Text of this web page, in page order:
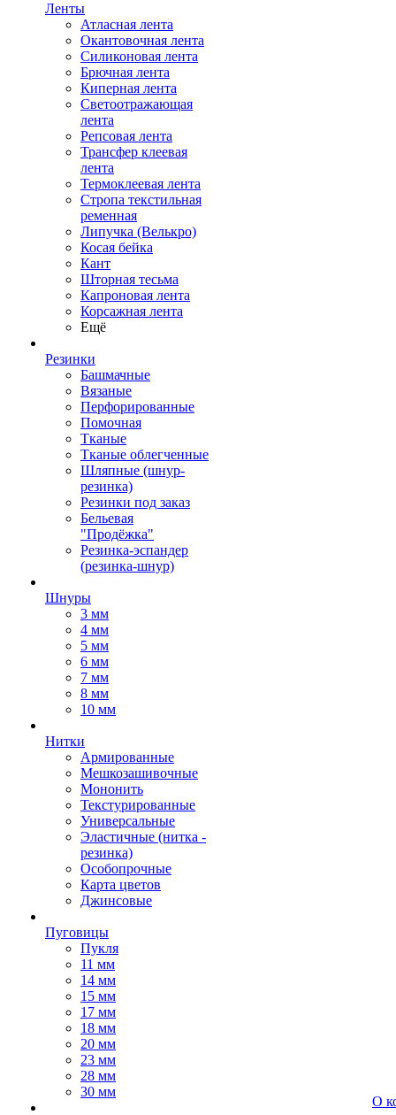
Ленты
Атласная лента
Окантовочная лента
Силиконовая лента
Брючная лента
Киперная лента
Светоотражающая
лента
Репсовая лента
Трансфер клеевая
лента
Термоклеевая лента
Стропа текстильная
ременная
Липучка (Велькро)
Косая бейка
Кант
Шторная тесьма
Капроновая лента
Корсажная лента
Ещё
Резинки
Башмачные
Вязаные
Перфорированные
Помочная
Тканые
Тканые облегченные
Шляпные (шнур-
резинка)
Резинки под заказ
Бельевая
"Продёжка"
Резинка-эспандер
(резинка-шнур)
Шнуры
3 мм
4 мм
5 мм
6 мм
7 мм
8 мм
10 мм
Нитки
Армированные
Мешкозашивочные
Мононить
Текстурированные
Универсальные
Эластичные (нитка -
резинка)
Особопрочные
Карта цветов
Джинсовые
Пуговицы
Пукля
11 мм
14 мм
15 мм
17 мм
18 мм
20 мм
23 мм
28 мм
30 мм
О